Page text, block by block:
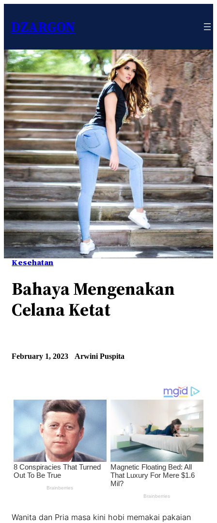
DZARGON
Kesehatan
Bahaya Mengenakan
Celana Ketat
February 1, 2023 Arwini Puspita
Wanita dan Pria masa kini hobi memakai pakaian